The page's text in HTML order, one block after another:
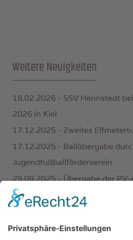
Weitere Neuigkeiten
18.02.2026 - SSV Hennstedt
2026 in Kiel
17.12.2025 - Zweites
17.12.2025 - Ballübergabe
Jugendfußballförderverein
29.09.2025 - Übergabe der
23.07.2025 - Fit bis ins hohe
Hennstedt/Linden